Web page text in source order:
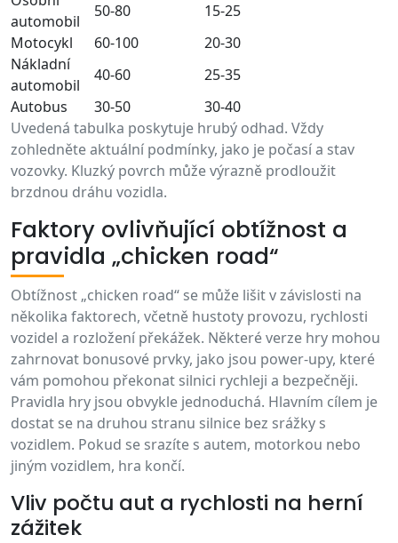
automobil
50-80
15-25
Motocykl
60-100
20-30
Nákladní
automobil
40-60
25-35
Autobus
30-50
30-40
Uvedená tabulka poskytuje hrubý odhad. Vždy
zohledněte aktuální podmínky, jako je počasí a stav
vozovky. Kluzký povrch může výrazně prodloužit
brzdnou dráhu vozidla.
Faktory ovlivňující obtížnost a
pravidla „chicken road“
Obtížnost „chicken road“ se může lišit v závislosti na
několika faktorech, včetně hustoty provozu, rychlosti
vozidel a rozložení překážek. Některé verze hry mohou
zahrnovat bonusové prvky, jako jsou power-upy, které
vám pomohou překonat silnici rychleji a bezpečněji.
Pravidla hry jsou obvykle jednoduchá. Hlavním cílem je
dostat se na druhou stranu silnice bez srážky s
vozidlem. Pokud se srazíte s autem, motorkou nebo
jiným vozidlem, hra končí.
Vliv počtu aut a rychlosti na herní
zážitek